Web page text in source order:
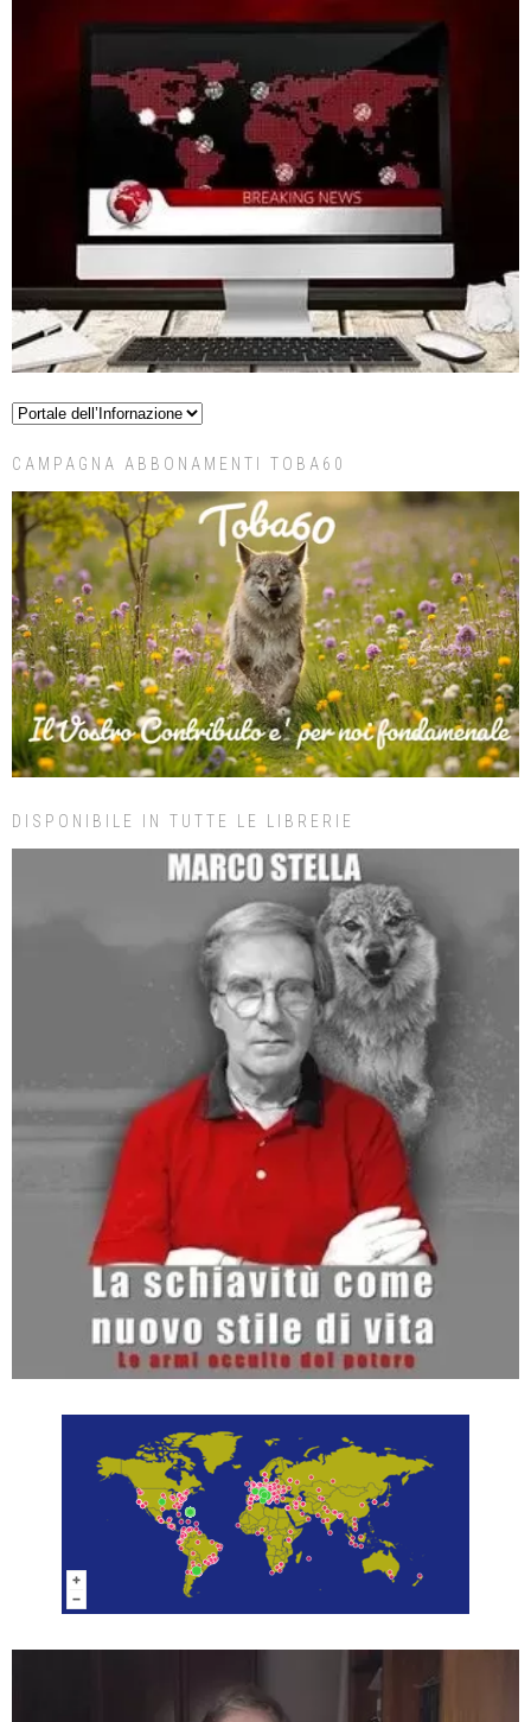
CAMPAGNA ABBONAMENTI TOBA60
DISPONIBILE IN TUTTE LE LIBRERIE